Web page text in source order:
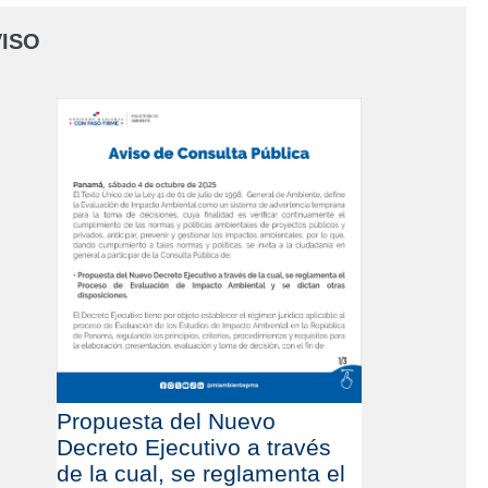
Propuesta del Nuevo
Decreto Ejecutivo a través
de la cual, se reglamenta el